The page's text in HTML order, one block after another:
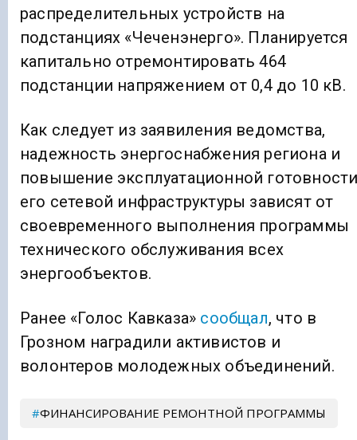
распределительных устройств на
подстанциях «Чеченэнерго». Планируется
капитально отремонтировать 464
подстанции напряжением от 0,4 до 10 кВ.
Как следует из заявиления ведомства,
надежность энергоснабжения региона и
повышение эксплуатационной
его сетевой инфраструктуры зависят от
своевременного выполнения программы
технического обслуживания всех
энергообъектов.
Ранее «Голос Кавказа» сообщал, что в
Грозном наградили активистов и
волонтеров молодежных объединений.
ФИНАНСИРОВАНИЕ РЕМОНТНОЙ ПРОГРАММЫ